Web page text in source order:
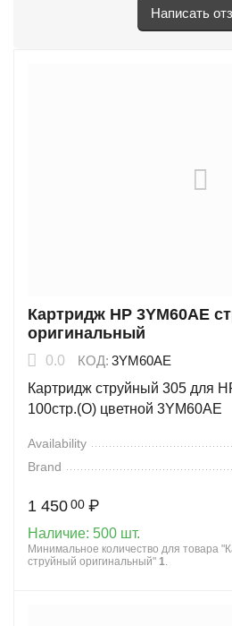
Написать
Картридж HP 3YM60AE
оригинальный
0.0 КОД: 3YM60AE
Картридж струйный 305 для
100стр.(О) цветной 3YM60AE
Availability
Brand
1 450 00 ₽
Наличие: 500 шт.
Минимальное количество для товара
струйный оригинальный" 1.